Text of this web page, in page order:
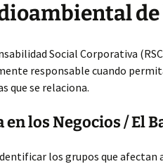
de
Social Corporativa
responsable cuando
que se relaciona.
en los Negocios / El
los grupos que afectan